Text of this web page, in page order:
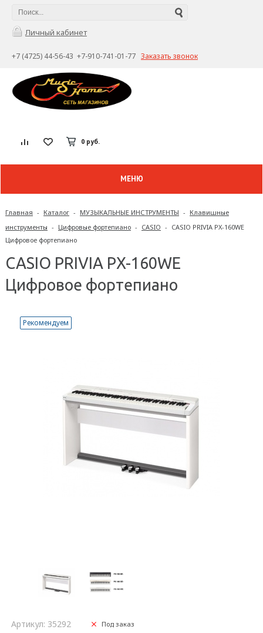
Личный кабинет
+7 (4725) 44-56-43 +7-910-741-01-77 Заказать звонок
0 руб.
МЕНЮ
Главная - Каталог - МУЗЫКАЛЬНЫЕ ИНСТРУМЕНТЫ - Клавишные
инструменты - Цифровые фортепиано - CASIO - CASIO PRIVIA PX-160WE
Цифровое фортепиано
CASIO PRIVIA PX-160WE
Цифровое фортепиано
Рекомендуем
Артикул: 35292 Под заказ